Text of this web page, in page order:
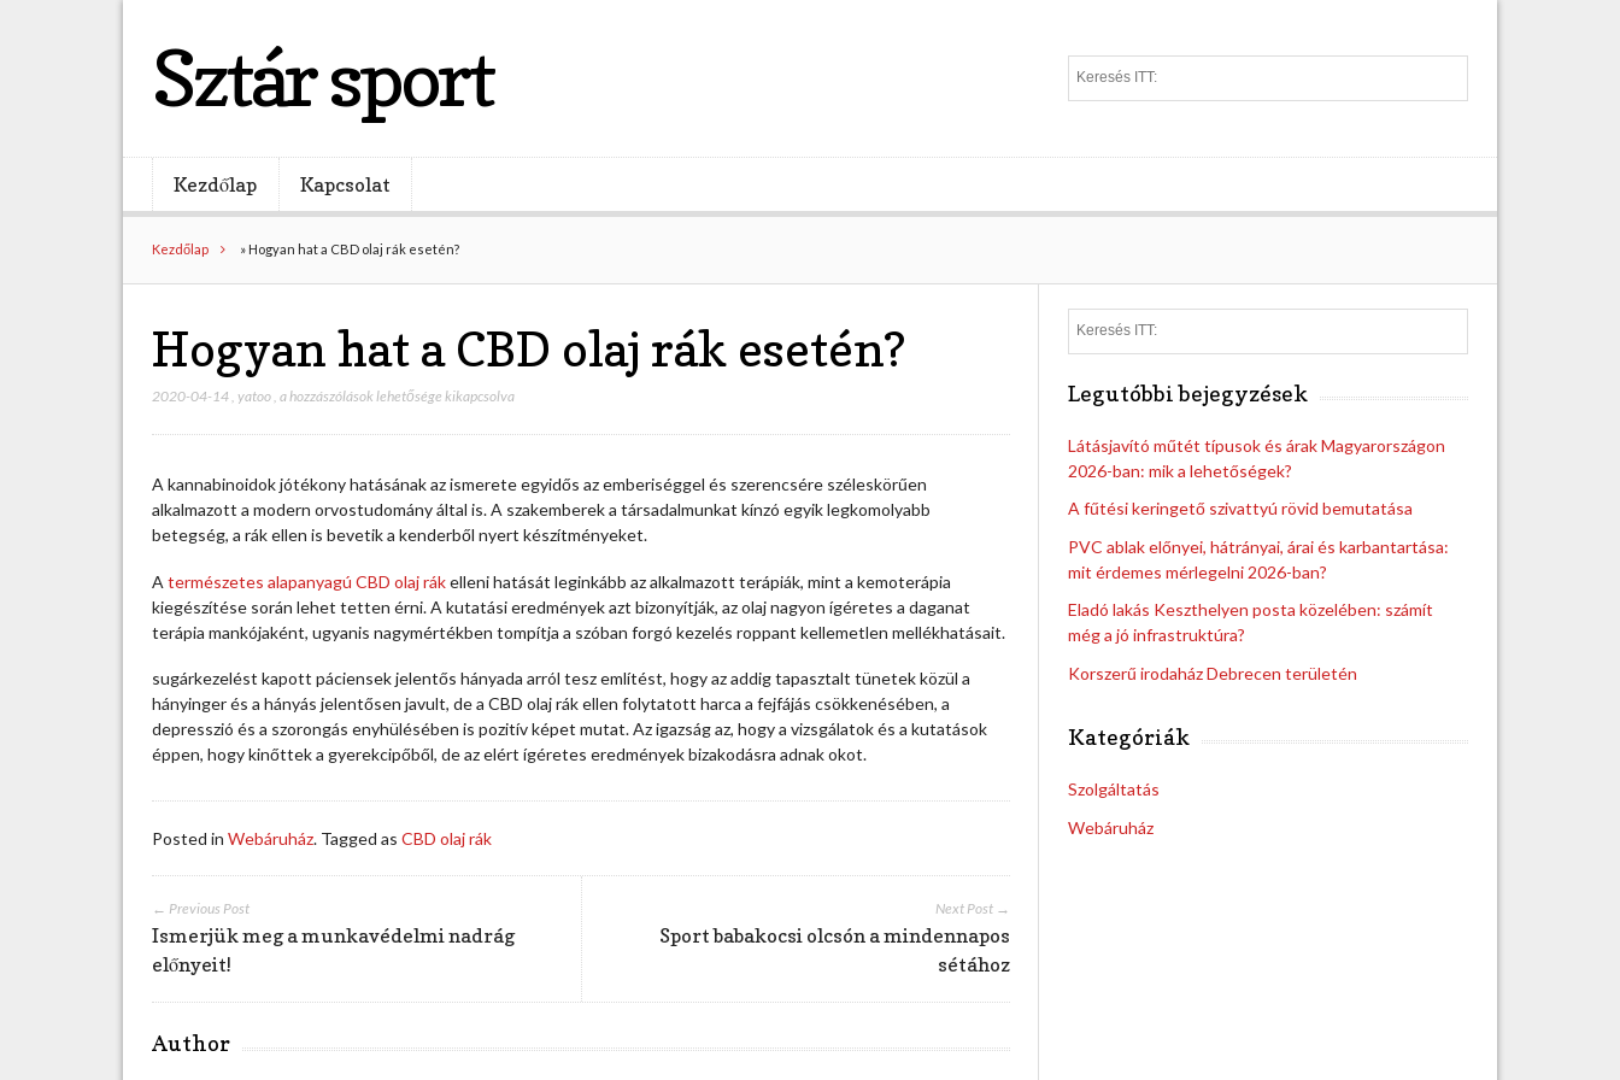
Sztár sport
e
c
Kezdőlap Kapcsolat
Kezdőlap » Hogyan hat a CBD olaj rák esetén?
Hogyan hat a CBD olaj rák esetén?
2020-04-14 ,yatoo ,H
a
n
h
t
a
B
D
o
l
j
á
k
e
é
?
a hozzászólások lehetősége kikapcsolva
A kannabinoidok jótékony hatásának az ismerete egyidős az emberiséggel és szerencsére széleskörűen
alkalmazott a modern orvostudomány által is. A szakemberek a társadalmunkat kínzó egyik legkomolyabb
betegség, a rák ellen is bevetik a kenderből nyert készítményeket.
Atermészetes alapanyagú CBD olaj rákelleni hatását leginkább az alkalmazott terápiák, mint a kemoterápia
kiegészítése során lehet tetten érni. A kutatási eredmények azt bizonyítják, az olaj nagyon ígéretes a daganat
terápia mankójaként, ugyanis nagymértékben tompítja a szóban forgó kezelés roppant kellemetlen mellékhatásait.
sugárkezelést kapott páciensek jelentős hányada arról tesz említést, hogy az addig tapasztalt tünetek közül a
hányinger és a hányás jelentősen javult, de a CBD olaj rák ellen folytatott harca a fejfájás csökkenésében, a
depresszió és a szorongás enyhülésében is pozitív képet mutat. Az igazság az, hogy a vizsgálatok és a kutatások
éppen, hogy kinőttek a gyerekcipőből, de az elért ígéretes eredmények bizakodásra adnak okot.
Posted inWebáruház. Tagged asCBD olaj rák
Next Post →
Sport babakocsi olcsón a mindennapos
sétához
← Previous Post
Ismerjük meg a munkavédelmi nadrág
előnyeit!
Author
e
Legutóbbi bejegyzések
Látásjavító műtét típusok és árak Magyarországon
2026-ban: mik a lehetőségek?
A fűtési keringető szivattyú rövid bemutatása
PVC ablak előnyei, hátrányai, árai és karbantartása:
mit érdemes mérlegelni 2026-ban?
Eladó lakás Keszthelyen posta közelében: számít
még a jó infrastruktúra?
Korszerű irodaház Debrecen területén
Kategóriák
Szolgáltatás
Webáruház